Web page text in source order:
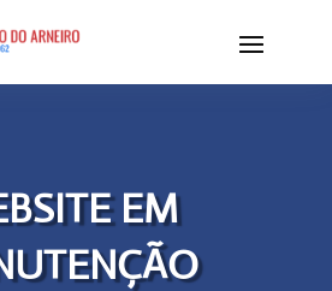
EM